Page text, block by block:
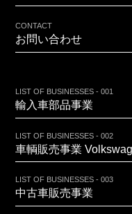
CONTACT
お問い合わせ
LIST OF BUSINESSES - 001
輸入車部品事業
LIST OF BUSINESSES - 002
車輌販売事業
LIST OF BUSINESSES - 003
中古車販売事業